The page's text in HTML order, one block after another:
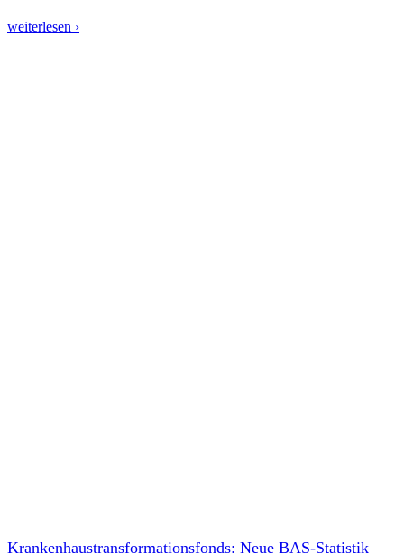
weiterlesen ›
Krankenhaustransformationsfonds: Neue BAS-Statistik